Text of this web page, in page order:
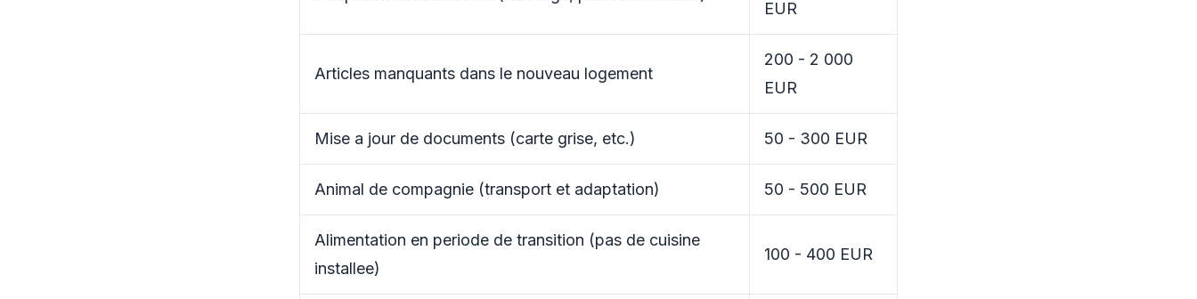
EUR
Articles manquants dans le nouveau logement
200 - 2 000
EUR
Mise a jour de documents (carte grise, etc.) 50 - 300 EUR
Animal de compagnie (transport et adaptation) 50 - 500 EUR
Alimentation en periode de transition (pas de cuisine
installee)
100 - 400 EUR